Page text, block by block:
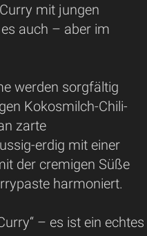
mit jungen
auch – aber im
werden sorgfältig
Kokosmilch-Chili-
zarte
erdig mit einer
der cremigen Süße
harmoniert.
– es ist ein